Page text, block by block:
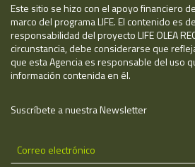
Este sitio se hizo con el apoyo financiero
marco del programa LIFE. El contenido es
responsabilidad del proyecto LIFE OLEA
circunstancia, debe considerarse que
que esta Agencia es responsable del uso
información contenida en él.
Suscríbete a nuestra Newsletter